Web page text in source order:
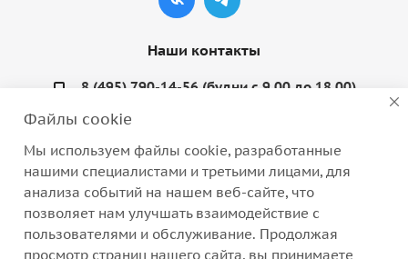
Наши контакты
8 (495) 790-14-56 (будни с 9.00 до 18.00)
Варшавское шоссе, д. 132, стр. 9
Файлы cookie
Мы используем файлы cookie, разработанные
нашими специалистами и третьими лицами, для
анализа событий на нашем веб-сайте, что
позволяет нам улучшать взаимодействие с
пользователями и обслуживание. Продолжая
просмотр страниц нашего сайта, вы принимаете